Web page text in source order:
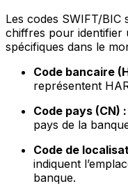
Les codes SWIFT/BIC
chiffres pour identifier
spécifiques dans le
Code bancaire
représentent
Code pays (CN) :
pays de la
Code de
indiquent
banque.